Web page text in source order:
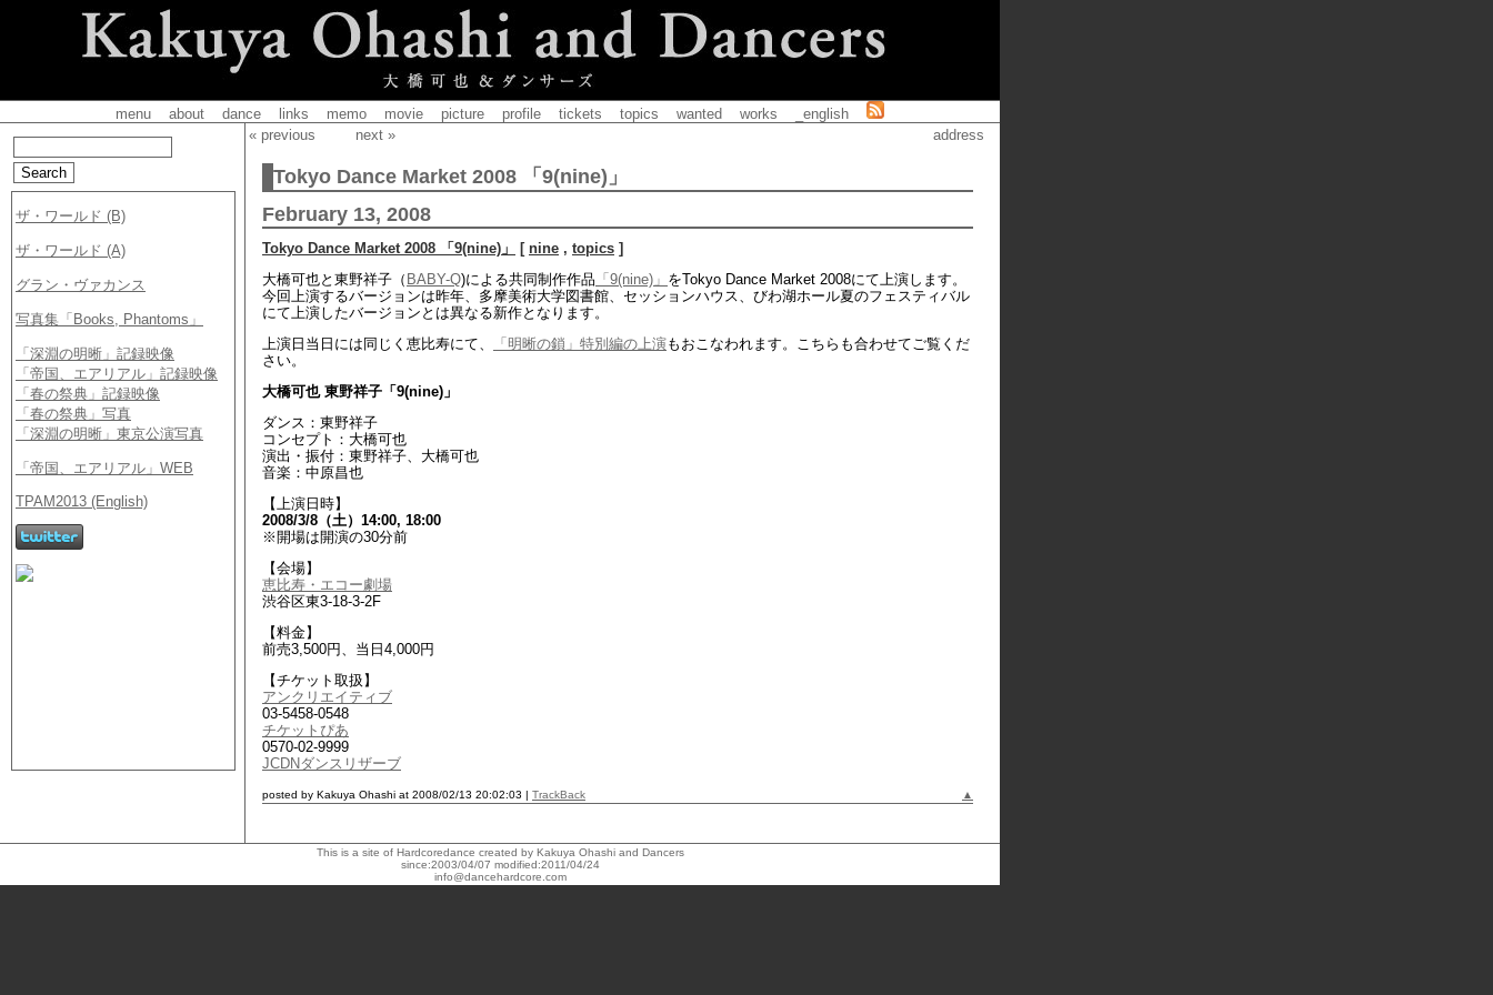
menu about dance links memo movie picture profile tickets topics wanted works
_english
« previous
next » address
Tokyo Dance Market 2008 「9(nine)」
February 13, 2008
Tokyo Dance Market 2008 「9(nine)」 [ nine , topics ]
大橋可也と東野祥子（ BABY-Q)による共同制作作品 「9(nine)」 をTokyo Dance Market 2008にて上演します。
今回上演するバージョンは昨年、多摩美術大学図書館、セッションハウス、びわ湖ホール夏のフェスティバル
にて上演したバージョンとは異なる新作となります。
上演日当日には同じく恵比寿にて、
「明晰の鎖」特別編の上演もおこなわれます。こちらも合わせてご覧くだ
さい。
大橋可也 東野祥子「9(nine)」
ダンス：東野祥子
コンセプト：大橋可也
演出・振付：東野祥子、大橋可也
音楽：中原昌也
【上演日時】
2008/3/8（土）14:00, 18:00
※開場は開演の30分前
【会場】
恵比寿・エコー劇場
渋谷区東3-18-3-2F
【料金】
前売3,500円、当日4,000円
【チケット取扱】
アンクリエイティブ
03-5458-0548
チケットぴあ
0570-02-9999
JCDNダンスリザーブ
posted by Kakuya Ohashi at 2008/02/13 20:02:03 | TrackBack ▲
This is a site of Hardcoredance created by Kakuya Ohashi and Dancers
since:2003/04/07 modified:2011/04/24
info@dancehardcore.com